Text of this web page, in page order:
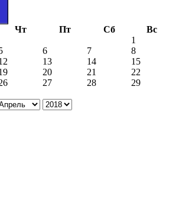
Чт Пт Сб
Вс
1
6 7
8
13 14
15
20 21
22
27 28
29